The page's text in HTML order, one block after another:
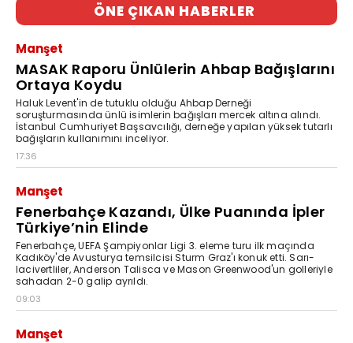
ÖNE ÇIKAN HABERLER
Manşet
MASAK Raporu Ünlülerin Ahbap Bağışlarını
Ortaya Koydu
Haluk Levent'in de tutuklu olduğu Ahbap Derneği
soruşturmasında ünlü isimlerin bağışları mercek altına alındı.
İstanbul Cumhuriyet Başsavcılığı, derneğe yapılan yüksek tutarlı
bağışların kullanımını inceliyor.
17:36
Manşet
Fenerbahçe Kazandı, Ülke Puanında İpler
Türkiye’nin Elinde
Fenerbahçe, UEFA Şampiyonlar Ligi 3. eleme turu ilk maçında
Kadıköy'de Avusturya temsilcisi Sturm Graz'ı konuk etti. Sarı-
lacivertliler, Anderson Talisca ve Mason Greenwood'un golleriyle
sahadan 2-0 galip ayrıldı.
09:03
Manşet